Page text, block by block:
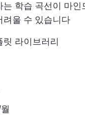
는 학습 곡선이 마인
려울 수 있습니다
릿 라이브러리